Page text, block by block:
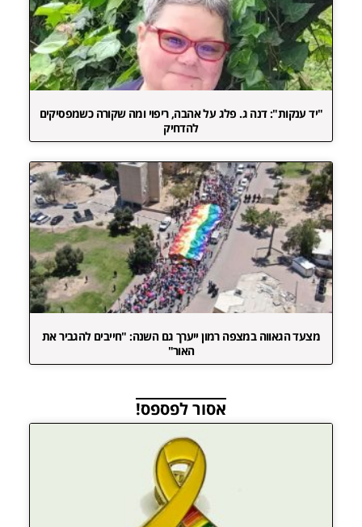
"יד ענקות": דנה ג. פלג על אהבה, ריפוי ומה שקורה כשמפסיקים
להדחיק
מצעד הגאווה במצפה רמון ייערך גם השנה: "חייבים להגביר את
האור"
אסור לפספס!